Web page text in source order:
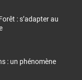
: s’adapter au
: un phénomène